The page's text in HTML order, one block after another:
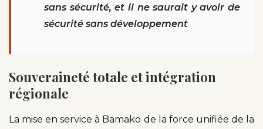
sans sécurité, et il ne saurait y avoir de
sécurité sans développement
Souveraineté totale et intégration
régionale
La mise en service à Bamako de la force unifiée de la